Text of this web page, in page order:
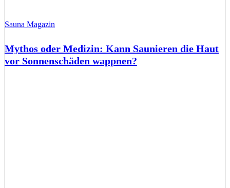
Sauna Magazin
Mythos oder Medizin: Kann Saunieren die Haut
vor Sonnenschäden wappnen?